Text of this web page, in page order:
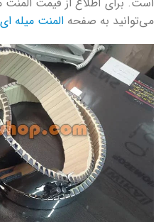
می‌توانید به صفحه المنت میله ای